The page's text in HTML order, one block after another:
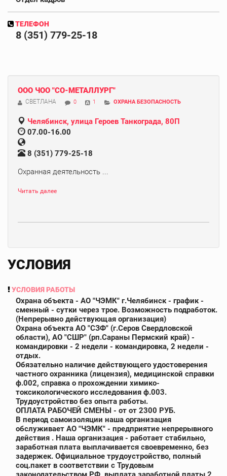
ТЕЛЕФОН
8 (351) 779-25-18
ООО ЧОО "СО-МЕТАЛЛУРГ"
СВЕТЛАНА 0 1 ОХРАНА БЕЗОПАСНОСТЬ
Челябинск, улица Героев Танкограда, 80П
07.00-16.00
8 (351) 779-25-18
Охранная деятельность ...
Читать далее
УСЛОВИЯ
УСЛОВИЯ РАБОТЫ
Охрана объекта - АО "ЧЭМК" г.Челябинск - график -
сменный - сутки через трое. Возможность подработок.
(Непрерывно действующая организация)
Охрана объекта АО "СЗФ" (г.Серов Свердловской
области), АО "СШР" (рп.Сараны Пермский край) -
командировки - 2 недели - командировка, 2 недели -
отдых.
Обязательно наличие действующего удостоверения
частного охранника (лицензия), медицинской справки
ф.002, справка о прохождении химико-
токсикологического исследования ф.003.
Трудоустройство без опыта работы.
ОПЛАТА РАБОЧЕЙ СМЕНЫ - от от 2300 РУБ.
В период самоизоляции наша организация
обслуживает АО "ЧЭМК" - предприятие непрерывного
действия . Наша организация - работает стабильно,
заработная плата выплачивается своевременно, без
задержек. Официальное трудоустройство, полный
соц.пакет в соответствии с Трудовым